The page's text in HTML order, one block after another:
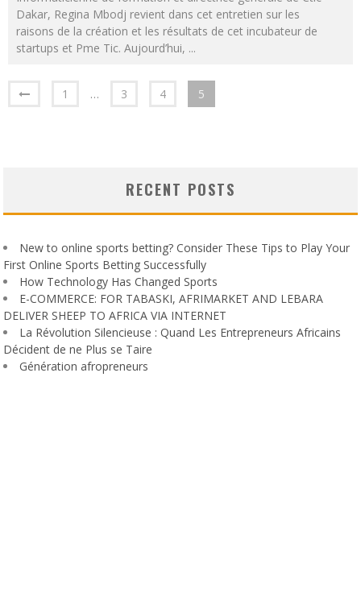
Dakar, Regina Mbodj revient dans cet entretien sur les
raisons de la création et les résultats de cet incubateur de
startups et Pme Tic. Aujourd’hui, ...
1 … 3 4 5
RECENT POSTS
New to online sports betting? Consider These Tips to Play Your
First Online Sports Betting Successfully
How Technology Has Changed Sports
E-COMMERCE: FOR TABASKI, AFRIMARKET AND LEBARA
DELIVER SHEEP TO AFRICA VIA INTERNET
La Révolution Silencieuse : Quand Les Entrepreneurs Africains
Décident de ne Plus se Taire
Génération afropreneurs